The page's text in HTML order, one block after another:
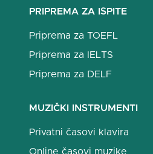
PRIPREMA ZA ISPITE
Priprema za TOEFL
Priprema za IELTS
Priprema za DELF
MUZIČKI INSTRUMENTI
Privatni časovi klavira
Online časovi muzike